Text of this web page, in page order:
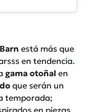
Barn está más que
en tendencia.
gama otoñal en
que serán un
temporada;
en piezas